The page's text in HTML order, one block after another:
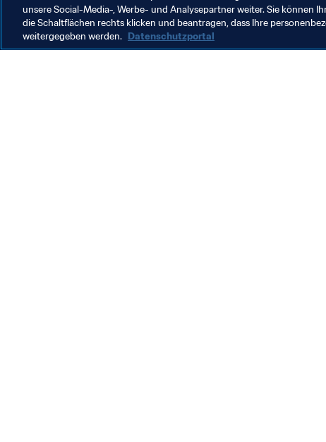
unsere Social-Media-, Werbe- und Analysepartner weiter. Sie können
die Schaltflächen rechts klicken und beantragen, dass Ihre
weitergegeben werden. Datenschutzportal